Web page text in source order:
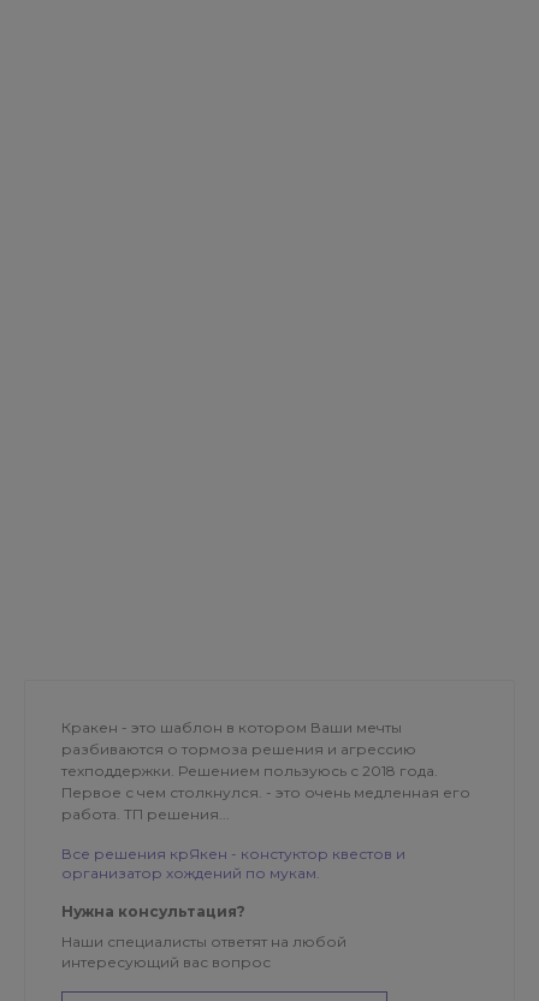
Кракен - это шаблон в котором Ваши мечты
разбиваются о тормоза решения и агрессию
техподдержки. Решением пользуюсь с 2018 года.
Первое с чем столкнулся. - это очень медленная его
работа. ТП решения...
Все решения крЯкен - констуктор квестов и
организатор хождений по мукам.
Нужна консультация?
Наши специалисты ответят на любой
интересующий вас вопрос